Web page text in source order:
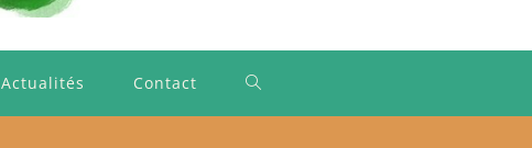
Actualités Contact Toggle